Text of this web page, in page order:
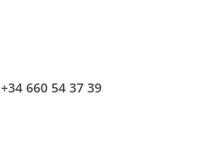
+34 660 54 37 39